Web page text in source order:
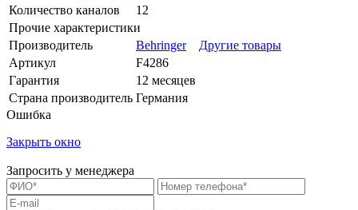
Количество каналов
12
Прочие характеристики
Производитель
Behringer
Другие товары
Артикул
F4286
Гарантия
12 месяцев
Страна производитель Германия
Ошибка
Закрыть окно
Запросить у менеджера